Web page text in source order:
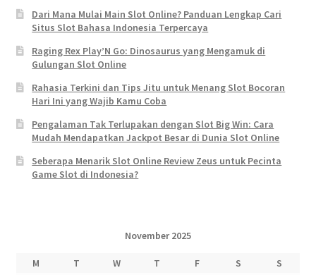
Dari Mana Mulai Main Slot Online? Panduan Lengkap Cari
Situs Slot Bahasa Indonesia Terpercaya
Raging Rex Play’N Go: Dinosaurus yang Mengamuk di
Gulungan Slot Online
Rahasia Terkini dan Tips Jitu untuk Menang Slot Bocoran
Hari Ini yang Wajib Kamu Coba
Pengalaman Tak Terlupakan dengan Slot Big Win: Cara
Mudah Mendapatkan Jackpot Besar di Dunia Slot Online
Seberapa Menarik Slot Online Review Zeus untuk Pecinta
Game Slot di Indonesia?
November 2025
M T W T F S
S